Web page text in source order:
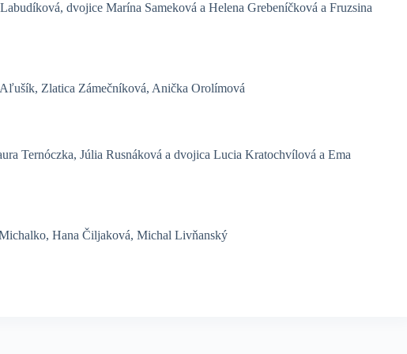
dvojice Marína Sameková a Helena Grebeníčková a Fruzsina
Zlatica Zámečníková, Anička Orolímová
Ternóczka, Júlia Rusnáková a dvojica Lucia Kratochvílová a Ema
Hana Čiljaková, Michal Livňanský